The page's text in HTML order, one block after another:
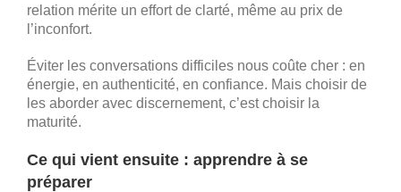
relation mérite un effort de clarté, même au prix de
l’inconfort.
Éviter les conversations difficiles nous coûte cher : en
énergie, en authenticité, en confiance. Mais choisir de
les aborder avec discernement, c’est choisir la
maturité.
Ce qui vient ensuite : apprendre à se
préparer